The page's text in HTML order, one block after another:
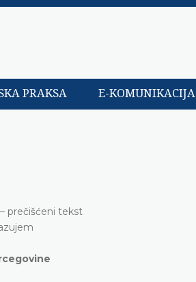
PRAKSA E-KOMUNIKACIJA
prečišćeni tekst